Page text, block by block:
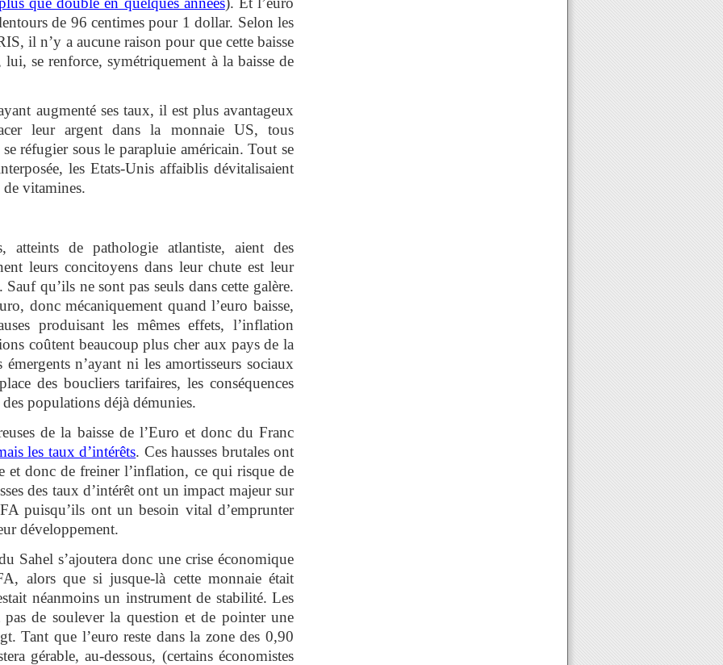
de 96 centimes pour 1 dollar. Selon les
il n’y a aucune raison pour que cette baisse
se renforce, symétriquement à la baisse de
augmenté ses taux, il est plus avantageux
leur argent dans la monnaie US, tous
réfugier sous le parapluie américain. Tout se
les Etats-Unis affaiblis dévitalisaient
vitamines.
atteints de pathologie atlantiste, aient des
leurs concitoyens dans leur chute est leur
qu’ils ne sont pas seuls dans cette galère.
donc mécaniquement quand l’euro baisse,
produisant les mêmes effets, l’inflation
coûtent beaucoup plus cher aux pays de la
n’ayant ni les amortisseurs sociaux
des boucliers tarifaires, les conséquences
populations déjà démunies.
de la baisse de l’Euro et donc du Franc
les taux d’intérêts. Ces hausses brutales ont
et donc de freiner l’inflation, ce qui risque de
des taux d’intérêt ont un impact majeur sur
puisqu’ils ont un besoin vital d’emprunter
développement.
Sahel s’ajoutera donc une crise économique
alors que si jusque-là cette monnaie était
néanmoins un instrument de stabilité. Les
pas de soulever la question et de pointer une
Tant que l’euro reste dans la zone des 0,90
gérable, au-dessous, (certains économistes